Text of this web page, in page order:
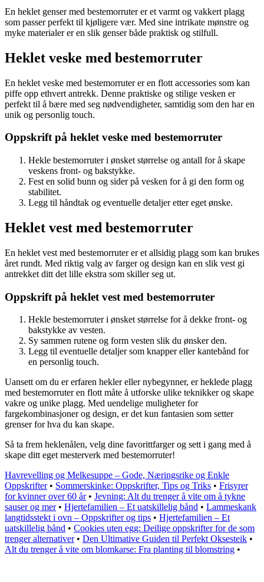
En heklet genser med bestemorruter er et varmt og vakkert plagg
som passer perfekt til kjøligere vær. Med sine intrikate mønstre og
myke materialer er en slik genser både praktisk og stilfull.
Heklet veske med bestemorruter
En heklet veske med bestemorruter er en flott accessories som kan
piffe opp ethvert antrekk. Denne praktiske og stilige vesken er
perfekt til å bære med seg nødvendigheter, samtidig som den har en
unik og personlig touch.
Oppskrift på heklet veske med bestemorruter
Hekle bestemorruter i ønsket størrelse og antall for å skape
veskens front- og bakstykke.
Fest en solid bunn og sider på vesken for å gi den form og
stabilitet.
Legg til håndtak og eventuelle detaljer etter eget ønske.
Heklet vest med bestemorruter
En heklet vest med bestemorruter er et allsidig plagg som kan brukes
året rundt. Med riktig valg av farger og design kan en slik vest gi
antrekket ditt det lille ekstra som skiller seg ut.
Oppskrift på heklet vest med bestemorruter
Hekle bestemorruter i ønsket størrelse for å dekke front- og
bakstykke av vesten.
Sy sammen rutene og form vesten slik du ønsker den.
Legg til eventuelle detaljer som knapper eller kantebånd for
en personlig touch.
Uansett om du er erfaren hekler eller nybegynner, er heklede plagg
med bestemorruter en flott måte å utforske ulike teknikker og skape
vakre og unike plagg. Med uendelige muligheter for
fargekombinasjoner og design, er det kun fantasien som setter
grenser for hva du kan skape.
Så ta frem heklenålen, velg dine favorittfarger og sett i gang med å
skape ditt eget mesterverk med bestemorruter!
Havrevelling og Melkesuppe – Gode, Næringsrike og Enkle
Oppskrifter• Sommerskinke: Oppskrifter, Tips og Triks • Frisyrer
for kvinner over 60 år• Jevning: Alt du trenger å vite om å tykne
sauser og mer• Hjertefamilien – Et uatskillelig bånd • Lammeskank
langtidsstekt i ovn – Oppskrifter og tips • Hjertefamilien – Et
uatskillelig bånd • Cookies uten egg: Deilige oppskrifter for de som
trenger alternativer• Den Ultimative Guiden til Perfekt Oksesteik •
Alt du trenger å vite om blomkarse: Fra planting til blomstring •